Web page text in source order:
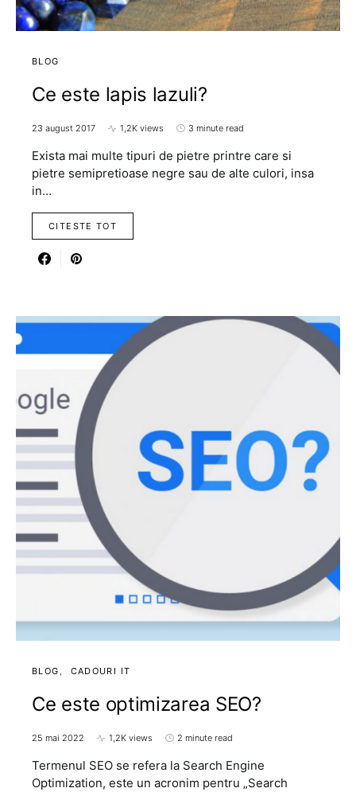
BLOG
Ce este lapis lazuli?
23 august 2017 1,2K views 3 minute read
Exista mai multe tipuri de pietre printre care si
pietre semipretioase negre sau de alte culori, insa
in…
CITESTE TOT
BLOG CADOURI IT
Ce este optimizarea SEO?
25 mai 2022 1,2K views 2 minute read
Termenul SEO se refera la Search Engine
Optimization, este un acronim pentru „Search